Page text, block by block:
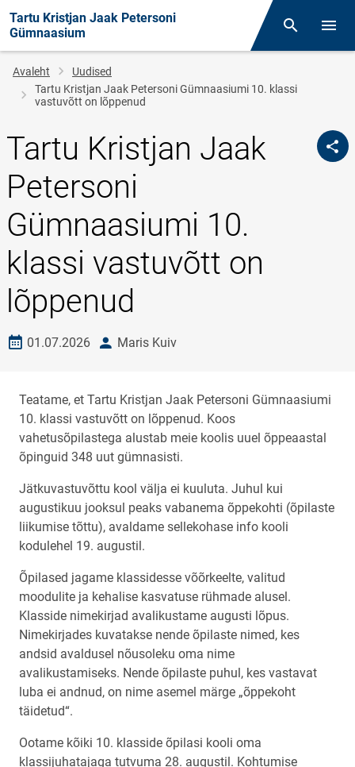
Tartu Kristjan Jaak Petersoni
Gümnaasium
Otsing
Leivapuru
Avaleht
Uudised
Tartu Kristjan Jaak Petersoni Gümnaasiumi 10. klassi
vastuvõtt on lõppenud
Tartu Kristjan Jaak
Petersoni
Gümnaasiumi 10.
klassi vastuvõtt on
lõppenud
Loomise kuupäev
01.07.2026 autorMaris Kuiv
Teatame, et Tartu Kristjan Jaak Petersoni Gümnaasiumi
10. klassi vastuvõtt on lõppenud. Koos
vahetusõpilastega alustab meie koolis uuel õppeaastal
õpinguid 348 uut gümnasisti.
Jätkuvastuvõttu kool välja ei kuuluta. Juhul kui
augustikuu jooksul peaks vabanema õppekohti (õpilaste
liikumise tõttu), avaldame sellekohase info kooli
kodulehel 19. augustil.
Õpilased jagame klassidesse võõrkeelte, valitud
moodulite ja kehalise kasvatuse rühmade alusel.
Klasside nimekirjad avalikustame augusti lõpus.
Nimekirjades kuvatakse nende õpilaste nimed, kes
andsid avaldusel nõusoleku oma nime
avalikustamiseks. Nende õpilaste puhul, kes vastavat
luba ei andnud, on nime asemel märge „õppekoht
täidetud“.
Ootame kõiki 10. klasside õpilasi kooli oma
klassijuhatajaga tutvuma 28. augustil. Kohtumise